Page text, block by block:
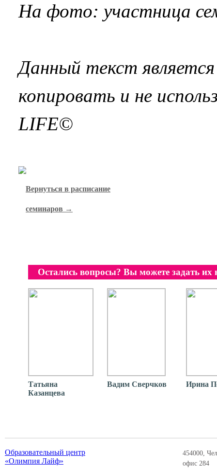
На фото: участница
Данный текст
копировать и не
LIFE©
Вернуться в расписание
семинаров →
Остались вопросы? Вы можете задать
Татьяна
Казанцева
Вадим Сверчков Ирина
Образовательный центр
«Олимпия Лайф»
454000,
офис 284